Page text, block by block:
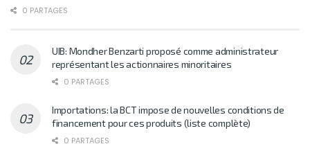
0 PARTAGES
UIB: Mondher Benzarti proposé comme administrateur
représentant les actionnaires minoritaires
0 PARTAGES
Importations: la BCT impose de nouvelles conditions de
financement pour ces produits (liste complète)
0 PARTAGES